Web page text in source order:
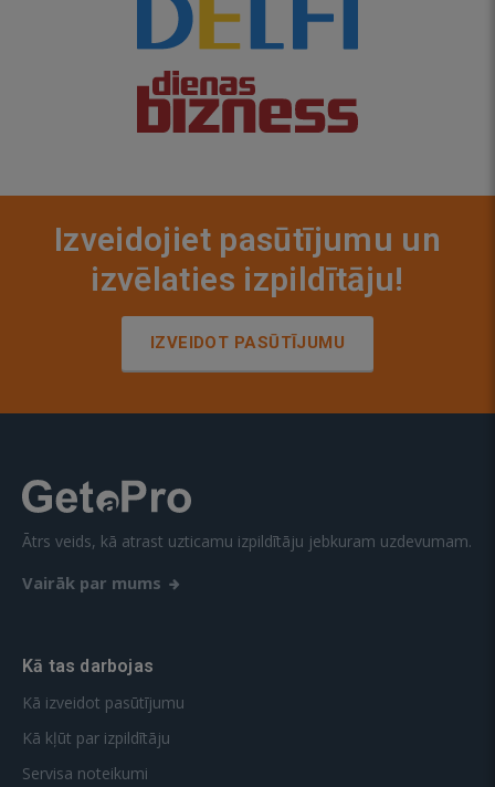
Izveidojiet pasūtījumu un
izvēlaties izpildītāju!
IZVEIDOT PASŪTĪJUMU
Ātrs veids, kā atrast uzticamu izpildītāju jebkuram uzdevumam.
Vairāk par mums
Kā tas darbojas
Kā izveidot pasūtījumu
Kā kļūt par izpildītāju
Servisa noteikumi